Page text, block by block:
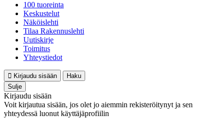
100 tuoreinta
Keskustelut
Näköislehti
Tilaa Rakennuslehti
Uutiskirje
Toimitus
Yhteystiedot
Kirjaudu sisään
Haku
Sulje
Kirjaudu sisään
Voit kirjautua sisään, jos olet jo aiemmin rekisteröitynyt ja sen
yhteydessä luonut käyttäjäprofiilin